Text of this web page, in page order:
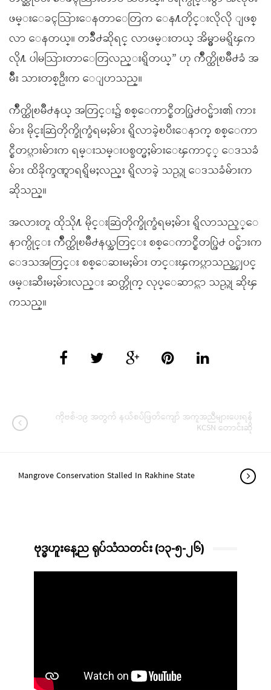
ဖမ္းေခၚသြားေနတာေတြက ေန႔တိုင္းလိုလို ျဖစ္
လာ ေနတယ္။ တခ်ိဳ႕ဆိုရင္ လာဖမ္းတယ္ အိမ္မွာမရွိၾက
လို႔ ပါမသြားတာေတြလည္းရွိတယ္” ဟု က်ိဳက္ထိုၿမိဳ႕ခံ အ
မ်ိဳး သားတစ္ဦးက ေျပာသည္။
က်ိဳက္ထိုၿမိဳ႕နယ္ အတြင္း၌ စစ္ေကာင္စီတပ္ဖြဲ႕ဝင္မ်ား၏ ကား
မ်ား မိုင္းဆြဲတိုက္ခိုက္ခံရမႈမ်ား ရွိလာခဲ့ၿပီးေနာက္ စစ္ေကာ
င္စီတပ္သားမ်ားက ရမ္းသမ္းပစ္ခတ္မႈမ်ားေၾကာင့္ ေဒသခံ
မ်ား ထိခိုက္ဒဏ္ရာရရွိမႈလည္း ရွိလာခဲ့ သည္ဟု ေဒသခံမ်ားက
ဆိုသည္။
အလားတူ ထိုသို႔ မိုင္းဆြဲတိုက္ခိုက္ခံရမႈမ်ား ရွိလာသည့္ေ
နာက္ပိုင္း က်ိဳက္ထိုၿမိဳ႕နယ္အတြင္း စစ္ေကာင္စီတပ္ဖြဲ႕ ဝင္မ်ားက
ေဒသအတြင္း စစ္ေဆးမႈမ်ား တင္းၾကပ္လာသည့္အျပင္
ဖမ္းဆီးမႈမ်ားလည္း ဆက္တိုက္ လုပ္ေဆာင္လာ သည္ဟု ဆိုၾ
ကသည္။
ကိုဗစ်-၁၉ အတွက် နယ်စပ်ဖြတ်ကျော် အကူအညီများပေးရန်
KCSN တောင်းဆို
Mangrove Conservation Stalled In Rakhine State
ဗုဒ္ဓဟူးနေ့ည ရုပ်သံသတင်း (၁၃-၅-၂၆)